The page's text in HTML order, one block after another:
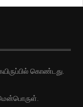
கொண்டது.